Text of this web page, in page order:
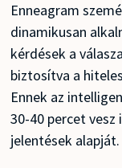
Enneagram
dinamikusan
kérdések a
biztosítva a
Ennek az
30-40 percet vesz
jelentések alapját.